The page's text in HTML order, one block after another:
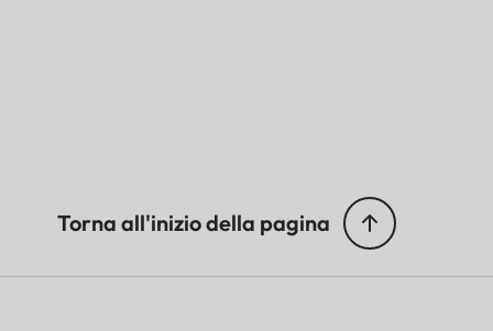
Torna all'inizio della pagina